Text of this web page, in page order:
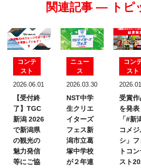
関連記事 — トピ
コンテ
スト
2026.06.01
【受付終
了】TGC
新潟 2026
で新潟県
の観光の
魅力発信
等にご協
ニュー
ス
2026.03.30
NST中学
生クリエ
イターズ
フェス新
潟市立葛
塚中学校
が２年連
コン
スト
受賞作
を発表
「#新
コメ
シ」フ
トコ
スト